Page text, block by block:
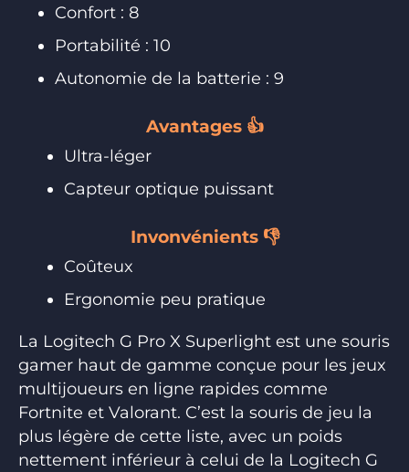
Confort : 8
Portabilité : 10
Autonomie de la batterie : 9
Avantages 👍
Ultra-léger
Capteur optique puissant
Invonvénients 👎
Coûteux
Ergonomie peu pratique
La Logitech G Pro X Superlight est une souris
gamer haut de gamme conçue pour les jeux
multijoueurs en ligne rapides comme
Fortnite et Valorant. C’est la souris de jeu la
plus légère de cette liste, avec un poids
nettement inférieur à celui de la Logitech G